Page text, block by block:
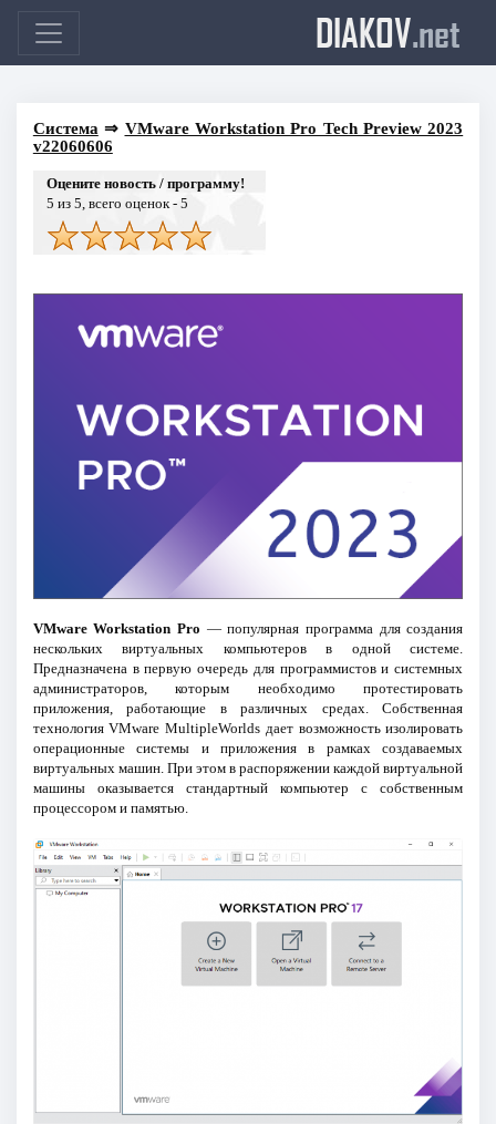
DIAKOV.net
Система ⇒ VMware Workstation Pro Tech Preview 2023
v22060606
Оцените новость / программу!
5 из 5, всего оценок - 5
VMware Workstation Pro — популярная программа для создания
нескольких виртуальных компьютеров в одной системе.
Предназначена в первую очередь для программистов и системных
администраторов, которым необходимо протестировать
приложения, работающие в различных средах. Собственная
технология VMware MultipleWorlds дает возможность изолировать
операционные системы и приложения в рамках создаваемых
виртуальных машин. При этом в распоряжении каждой виртуальной
машины оказывается стандартный компьютер с собственным
процессором и памятью.